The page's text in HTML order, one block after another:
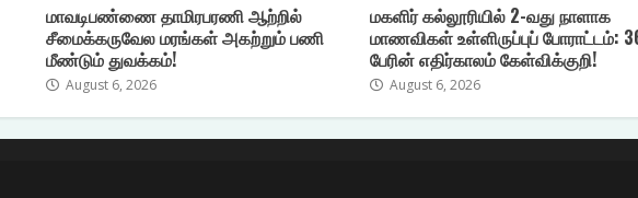
மாவடிபண்ணை தாமிரபரணி ஆற்றில்
சீமைக்கருவேல மரங்கள் அகற்றும் பணி
மீண்டும் துவக்கம்!
August 6, 2026
மகளிர் கல்லூரியில் 2-வது நாளாக
மாணவிகள் உள்ளிருப்புப் போராட்டம்:
பேரின் எதிர்காலம் கேள்விக்குறி!
August 6, 2026